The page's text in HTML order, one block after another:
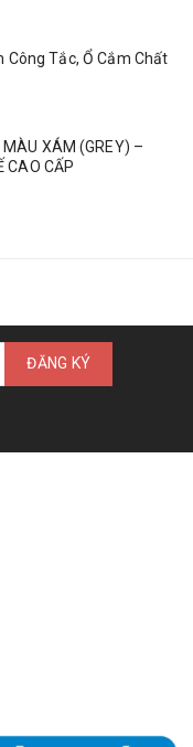
Công Tắc, Ổ Cắm Chất
MÀU XÁM (GREY) –
CAO CẤP